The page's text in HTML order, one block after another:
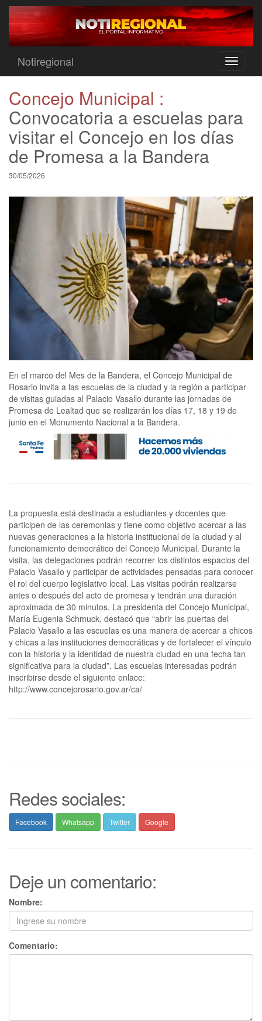
Toggle
Notiregional
Concejo Municipal :
Convocatoria a escuelas para
visitar el Concejo en los días
de Promesa a la Bandera
30/05/2026
En el marco del Mes de la Bandera, el Concejo Municipal de
Rosario invita a las escuelas de la ciudad y la región a participar
de visitas guiadas al Palacio Vasallo durante las jornadas de
Promesa de Lealtad que se realizarán los días 17, 18 y 19 de
junio en el Monumento Nacional a la Bandera.
La propuesta está destinada a estudiantes y docentes que
participen de las ceremonias y tiene como objetivo acercar a las
nuevas generaciones a la historia institucional de la ciudad y al
funcionamiento democrático del Concejo Municipal. Durante la
visita, las delegaciones podrán recorrer los distintos espacios del
Palacio Vasallo y participar de actividades pensadas para conocer
el rol del cuerpo legislativo local. Las visitas podrán realizarse
antes o después del acto de promesa y tendrán una duración
aproximada de 30 minutos. La presidenta del Concejo Municipal,
María Eugenia Schmuck, destacó que “abrir las puertas del
Palacio Vasallo a las escuelas es una manera de acercar a chicos
y chicas a las instituciones democráticas y de fortalecer el vínculo
con la historia y la identidad de nuestra ciudad en una fecha tan
significativa para la ciudad”. Las escuelas interesadas podrán
inscribirse desde el siguiente enlace:
http://www.concejorosario.gov.ar/ca/
Redes sociales:
Facebook Whatsapp Twitter Google
Deje un comentario:
Nombre:
Comentario: